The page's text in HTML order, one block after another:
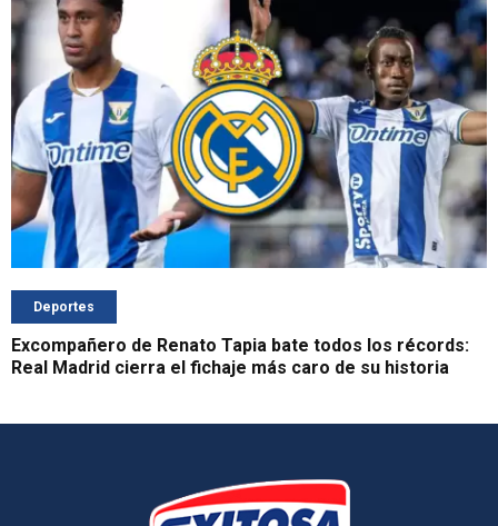
Deportes
Excompañero de Renato Tapia bate todos los récords:
Real Madrid cierra el fichaje más caro de su historia